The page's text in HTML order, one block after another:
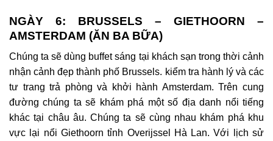
NGÀY 6: BRUSSELS – GIETHOORN –
AMSTERDAM (ĂN BA BỮA)
Chúng ta sẽ dùng buffet sáng tại khách sạn trong thời cảnh
nhận cảnh đẹp thành phố Brussels. kiểm tra hành lý và các
tư trang trả phòng và khởi hành Amsterdam. Trên cung
đường chúng ta sẽ khám phá một số địa danh nổi tiếng
khác tại châu âu. Chúng ta sẽ cùng nhau khám phá khu
vực lại nổi Giethoorn tỉnh Overijssel Hà Lan. Với lịch sử